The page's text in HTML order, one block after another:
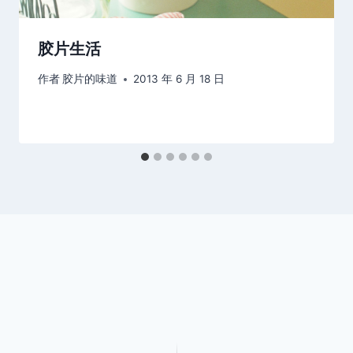
胶片生活
作者 胶片的味道 2013 年 6 月 18 日